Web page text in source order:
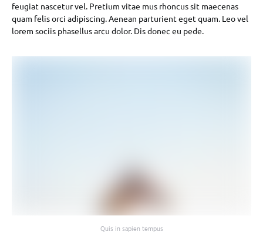
feugiat nascetur vel. Pretium vitae mus rhoncus sit maecenas
quam felis orci adipiscing. Aenean parturient eget quam. Leo vel
lorem sociis phasellus arcu dolor. Dis donec eu pede.
Quis in sapien tempus